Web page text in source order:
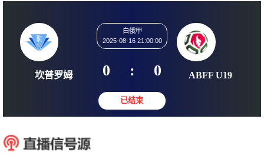
白俄甲
0 : 0